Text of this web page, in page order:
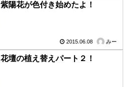
紫陽花が色付き始めたよ！
2015.06.08 みー
花壇の植え替えパート２！